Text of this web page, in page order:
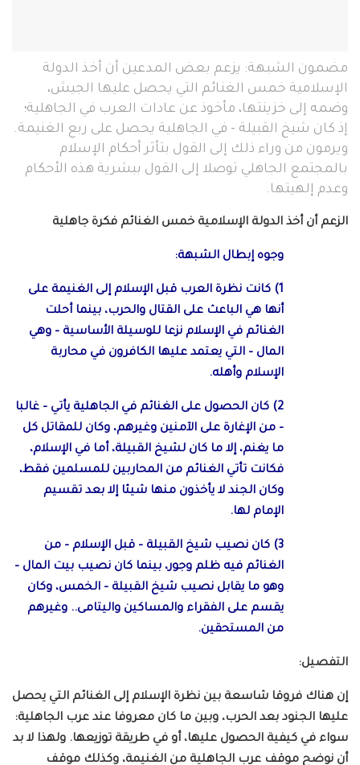
مضمون الشبهة: يزعم بعض المدعين أن أخذ الدولة
الإسلامية خمس الغنائم التي يحصل عليها الجيش،
وضمه إلى خزينتها، مأخوذ عن عادات العرب في الجاهلية؛
إذ كان شيخ القبيلة - في الجاهلية يحصل على ربع الغنيمة.
ويرمون من وراء ذلك إلى القول بتأثر أحكام الإسلام
بالمجتمع الجاهلي توصلا إلى القول ببشرية هذه الأحكام
وعدم إلهيتها.
الزعم أن أخذ الدولة الإسلامية خمس الغنائم فكرة جاهلية
وجوه إبطال الشبهة:
1) كانت نظرة العرب قبل الإسلام إلى الغنيمة على
أنها هي الباعث على القتال والحرب، بينما أحلت
الغنائم في الإسلام نزعا للوسيلة الأساسية – وهي
المال – التي يعتمد عليها الكافرون في محاربة
الإسلام وأهله.
2) كان الحصول على الغنائم في الجاهلية يأتي – غالبا
– من الإغارة على الآمنين وغيرهم، وكان للمقاتل كل
ما يغنم، إلا ما كان لشيخ القبيلة، أما في الإسلام،
فكانت تأتي الغنائم من المحاربين للمسلمين فقط،
وكان الجند لا يأخذون منها شيئا إلا بعد تقسيم
الإمام لها.
3) كان نصيب شيخ القبيلة – قبل الإسلام – من
الغنائم فيه ظلم وجور، بينما كان نصيب بيت المال –
وهو ما يقابل نصيب شيخ القبيلة – الخمس، وكان
يقسم على الفقراء والمساكين واليتامى.. وغيرهم
من المستحقين.
التفصيل:
إن هناك فروقا شاسعة بين نظرة الإسلام إلى الغنائم التي يحصل
عليها الجنود بعد الحرب، وبين ما كان معروفا عند عرب الجاهلية:
سواء في كيفية الحصول عليها، أو في طريقة توزيعها. ولهذا لا بد
أن نوضح موقف عرب الجاهلية من الغنيمة، وكذلك موقف